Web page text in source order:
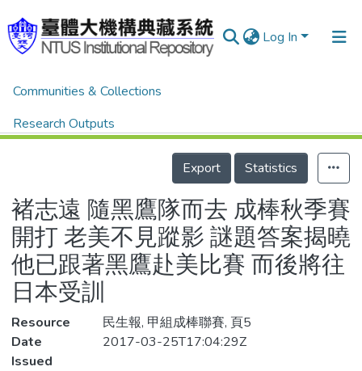
Log In
Communities & Collections
Research Outputs
Organizations
Statistics
Home 體育新聞剪報
Details
Export
Statistics
褚志遠 隨黑鷹隊而去 成棒秋季賽
開打 老美不見蹤影 謎題答案揭曉
他已跟著黑鷹赴美比賽 而後將往
日本受訓
Resource
民生報, 甲組成棒聯賽, 頁5
Date
Issued
2017-03-25T17:04:29Z